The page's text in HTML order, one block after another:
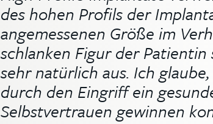
des hohen Profils der
angemessenen Größe im
schlanken Figur der Patientin
sehr natürlich aus. Ich
durch den Eingriff ein
Selbstvertrauen gewinnen